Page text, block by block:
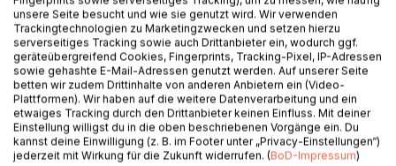
Weiterentwicklung des Translationsprozesses, indem es
aufzeigt, wie die vielfach bestehende Kluft zwischen
Translationstheorien und translatorischer Praxis überbrückt
werden kann.
Die Autorin erforscht Fragen der beruflichen Identität und
der Stellung des Translators im Handlungsfeld der
Translation. Sie gewinnt Erkenntnisse zum Zusammenhang
zwischen der Komplexität des Handlungsfelds der
Translation und der Entstehung innerer Konflikte des
unsere Seite besucht und wie sie genutzt wird. Wir verwenden
Trackingtechnologien zu Marketingzwecken und setzen hierzu
serverseitiges Tracking sowie auch Drittanbieter ein, wodurch ggf.
geräteübergreifend Cookies, Fingerprints, Tracking-Pixel, IP-Adressen
sowie gehashte E-Mail-Adressen genutzt werden. Auf unserer Seite
betten wir zudem Drittinhalte von anderen Anbietern ein (Video-
Plattformen). Wir haben auf die weitere Datenverarbeitung und ein
etwaiges Tracking durch den Drittanbieter keinen Einfluss. Mit deiner
Einstellung willigst du in die oben beschriebenen Vorgänge ein. Du
kannst deine Einwilligung (z. B. im Footer unter „Privacy-Einstellungen“)
jederzeit mit Wirkung für die Zukunft widerrufen. (BoD-Impressum)